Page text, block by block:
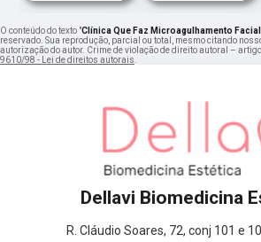
O conteúdo do texto "Clínica Que Faz Microagulhamento
reservado. Sua reprodução, parcial ou total, mesmo citando
autorização do autor. Crime de violação de direito autoral –
9610/98 - Lei de direitos autorais
Dellavi Biomedicina
R. Cláudio Soares, 72, conj 101 e